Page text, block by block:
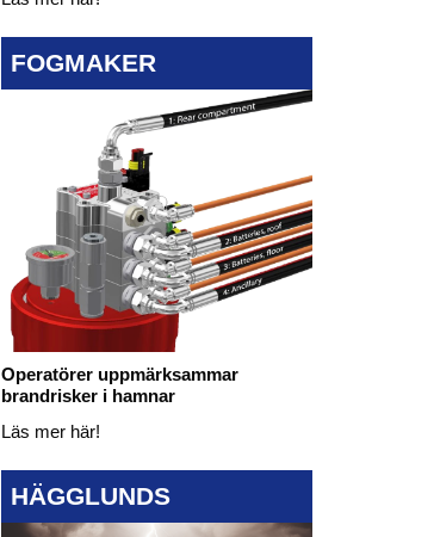
FOGMAKER
Operatörer uppmärksammar
brandrisker i hamnar
Läs mer här!
HÄGGLUNDS